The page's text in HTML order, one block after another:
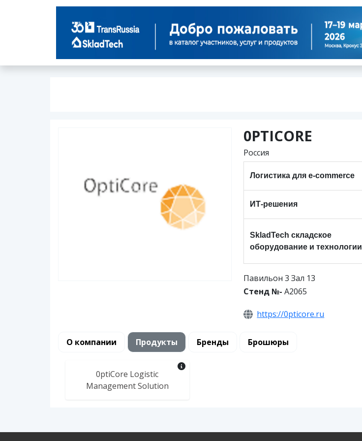
0PTICORE
Россия
Логистика для e-commerce
ИТ-решения
SkladTech складское
оборудование и технологии
Павильон 3 Зал 13
Стенд №-A2065
https://0pticore.ru
О компании Продукты Бренды Брошюры
0ptiCore Logistic
Management Solution